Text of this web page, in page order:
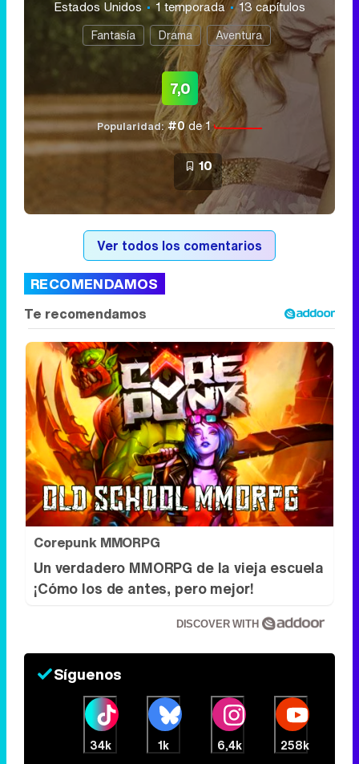
Estados Unidos 1 temporada 13 capítulos
Fantasía Drama Aventura
7,0
Popularidad: #0de 1
10
Ver todos los comentarios
RECOMENDAMOS
Corepunk MMORPG
Un verdadero MMORPG de la vieja escuela
¡Cómo los de antes, pero mejor!
DISCOVER WITH
Síguenos
34k 1k 6,4k 258k